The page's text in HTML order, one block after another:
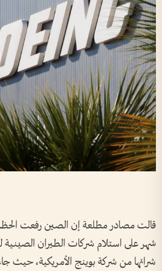
قالت مصادر مطلعة إن الصين رفعت
شهر على استلام شركات الطيران الصينية
شرائها من شركة بوينج الأمريكية، حيث